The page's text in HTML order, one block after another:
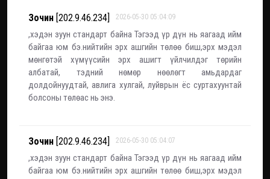
Зочин [202.9.46.234] 2026-05-30 05:04:09
,хэдэн зуун стандарт байна Тэгээд үр дүн нь яагаад ийм
байгаа юм бэ.нийтийн эрх ашгийн төлөө биш,эрх мэдэл
мөнгөтэй хүмүүсийн эрх ашигт үйлчилдэг төрийн
албатай, тэдний нөмөр нөөлөгт амьдардаг
долдойнуудтай, авлига хулгай, луйврын ёс суртахуунтай
болсоны төлөас нь энэ.
Зочин [202.9.46.234] 2026-05-30 05:04:07
,хэдэн зуун стандарт байна Тэгээд үр дүн нь яагаад ийм
байгаа юм бэ.нийтийн эрх ашгийн төлөө биш,эрх мэдэл